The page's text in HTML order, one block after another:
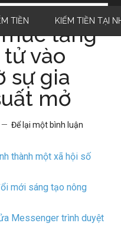
TIỀN KIẾM TIỀN TẠI
mức tăng
vào
sự gia
mở
Để lại một bình luận
thành một xã hội số
mới sáng tạo nông
Messenger trình duyệt